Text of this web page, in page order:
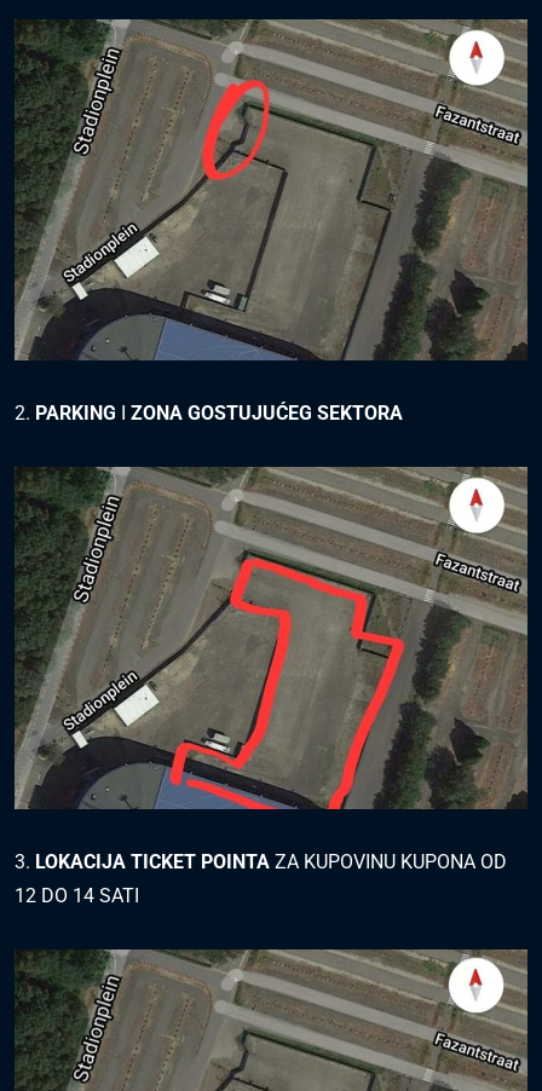
2. PARKING ZONA GOSTUJUĆEG SEKTORA
3. LOKACIJA TICKET POINTA ZA KUPOVINU KUPONA OD
12 DO 14 SATI